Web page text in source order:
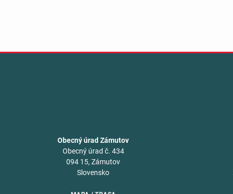
Obecný úrad Zámutov
Obecný úrad č. 434
094 15, Zámutov
Slovensko